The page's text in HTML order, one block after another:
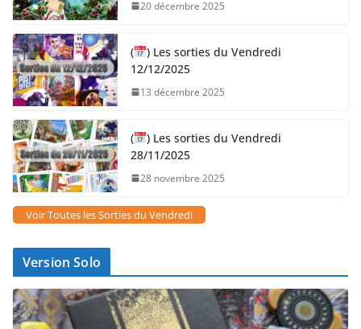
20 décembre 2025
(
) Les sorties du Vendredi
12/12/2025
13 décembre 2025
(
) Les sorties du Vendredi
28/11/2025
28 novembre 2025
Voir Toutes les Sorties du Vendredi
Version Solo